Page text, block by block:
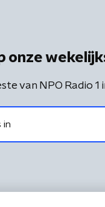
onze
van NPO Radio 1